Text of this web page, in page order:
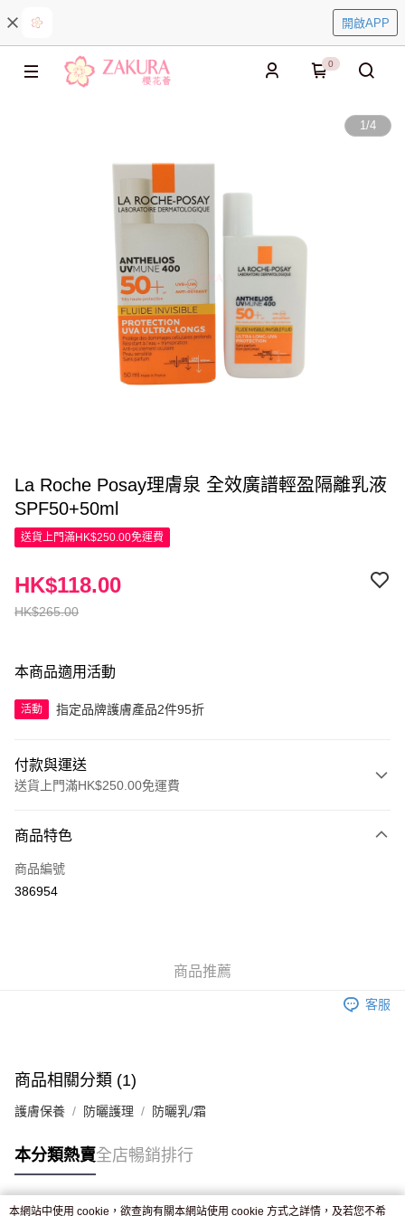
開啟APP
0
1/4
La Roche Posay理膚泉 全效廣譜輕盈隔離乳液
SPF50+50ml
送貨上門滿HK$250.00免運費
HK$265.00
HK$118.00
本商品適用活動
活動 指定品牌護膚產品2件95折
付款與運送
送貨上門滿HK$250.00免運費
信用卡
Apple Pay
付款後門市自取，訂單確認後2-4個工作天到店，7天內取。逾期後
商品特色
商品編號
386954
商品推薦
客服
商品相關分類 (1)
護膚保養 防曬護理 防曬乳/霜
本分類熱賣全店暢銷排行
本網站中使用 cookie，欲查詢有關本網站使用 cookie 方式之詳情，及若您不希